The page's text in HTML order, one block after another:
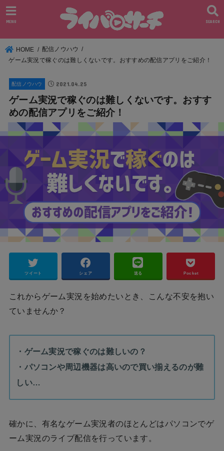
SEARCH
MENU
HOME
配信ノウハウ
ゲーム実況で稼ぐのは難しくないです。おすすめの配信アプリをご紹介！
配信ノウハウ 2021.04.25
ゲーム実況で稼ぐのは難しくないです。おすす
めの配信アプリをご紹介！
ツイート シェア 送る Pocket
これからゲーム実況を始めたいとき、こんな不安を抱い
ていませんか？
・ゲーム実況で稼ぐのは難しいの？
・パソコンや周辺機器は高いので買い揃えるのが難
しい…
確かに、有名なゲーム実況者のほとんどはパソコンでゲ
ーム実況のライブ配信を行っています。